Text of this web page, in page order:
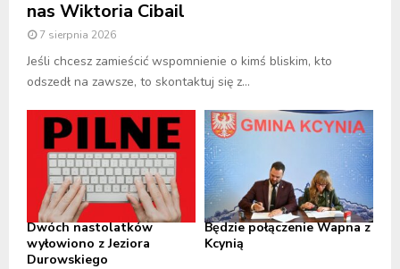
nas Wiktoria Cibail
7 sierpnia 2026
Jeśli chcesz zamieścić wspomnienie o kimś bliskim, kto
odszedł na zawsze, to skontaktuj się z...
Dwóch nastolatków
wyłowiono z Jeziora
Durowskiego
Będzie połączenie Wapna z
Kcynią